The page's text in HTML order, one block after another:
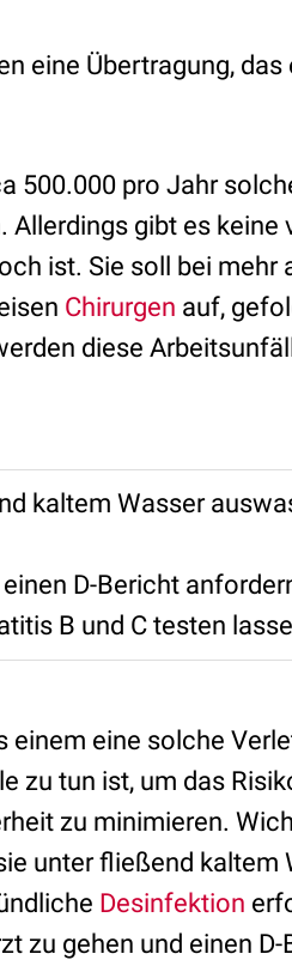
eine Übertragung, das
500.000 pro Jahr
gibt es keine
ist. Sie soll bei mehr
Chirurgen auf,
diese
kaltem Wasser
D-Bericht
B und C testen
einem eine solche
zu tun ist, um das
zu minimieren.
unter fließend kaltem
Desinfektion
zu gehen und einen